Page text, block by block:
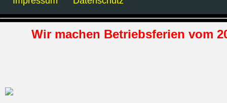
Wir machen Betriebsferien vom